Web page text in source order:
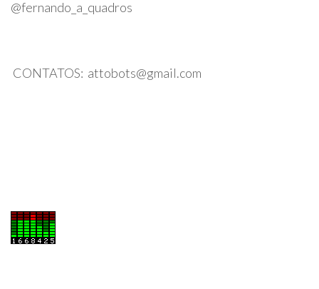
@fernando_a_quadros
CONTATOS: attobots@gmail.com